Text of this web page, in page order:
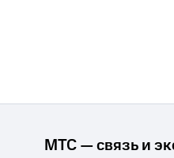
МТС — связь и